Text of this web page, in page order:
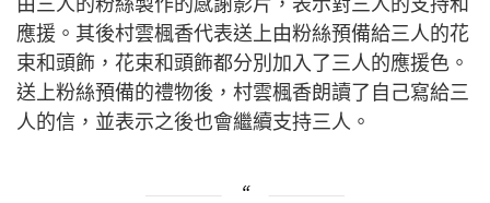
應援。其後村雲楓香代表送上由粉絲預備給三人的花
束和頭飾，花束和頭飾都分別加入了三人的應援色。
送上粉絲預備的禮物後，村雲楓香朗讀了自己寫給三
人的信，並表示之後也會繼續支持三人。